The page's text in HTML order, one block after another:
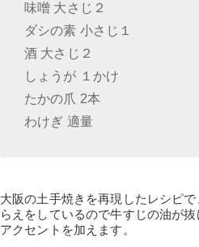
味噌 大さじ２
ダシの素 小さじ１
酒 大さじ２
しょうが １かけ
たかの爪 2本
わけぎ 適量
大阪の土手焼きを再現したレシピ
らえをしているので牛すじの油が
アクセントを加えます。